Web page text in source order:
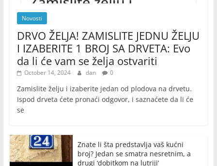
Novosti
DRVO ŽELJA! ZAMISLITE JEDNU ŽELJU
I IZABERITE 1 BROJ SA DRVETA: Evo
da li će vam se želja ostvariti
October 14, 2024 dan 0
Zamislite želju i izaberite jedan od plodova na drvetu.
Ispod drveta ćete pronaći odgovor, i saznaćete da li će
se
Znate li šta predstavlja vaš kućni
broj? Jedan se smatra nesretnim, a
drugi ‘dobitkom na lutriji’